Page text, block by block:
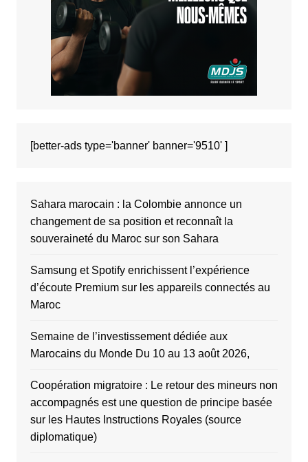
[better-ads type='banner' banner='9510' ]
Sahara marocain : la Colombie annonce un
changement de sa position et reconnaît la
souveraineté du Maroc sur son Sahara
Samsung et Spotify enrichissent l’expérience
d’écoute Premium sur les appareils connectés au
Maroc
Semaine de l’investissement dédiée aux
Marocains du Monde Du 10 au 13 août 2026,
Coopération migratoire : Le retour des mineurs non
accompagnés est une question de principe basée
sur les Hautes Instructions Royales (source
diplomatique)